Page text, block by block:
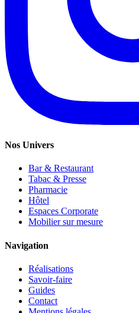
Nos Univers
Bar & Restaurant
Tabac & Presse
Pharmacie
Hôtel
Espaces Corporate
Mobilier sur mesure
Navigation
Réalisations
Savoir-faire
Guides
Contact